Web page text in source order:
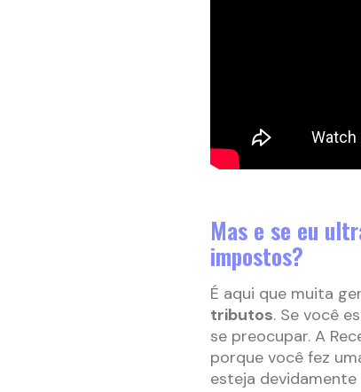
Mas e se eu
impostos?
É aqui que muita
tributos. Se você
se preocupar. A
porque você fez
esteja